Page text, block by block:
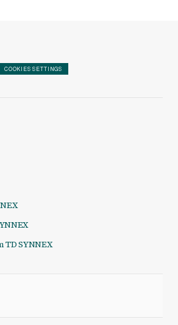
COOKIES SETTINGS
SYNNEX